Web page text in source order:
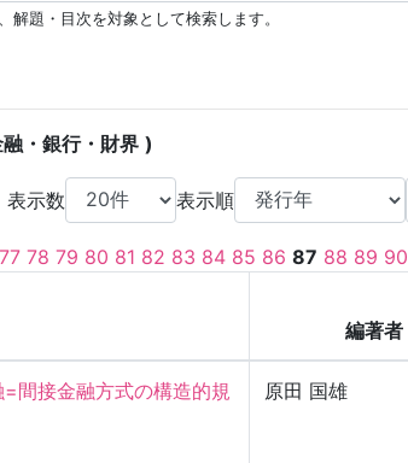
題・目次を対象として検索します。
・銀行・財界
表示数 表示順
77 78 79 80 81 82 83 84 85 86 87 88 89 90
編著者
間接金融方式の構造的規
原田 国雄